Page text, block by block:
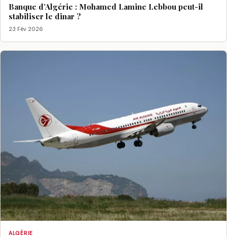
Banque d’Algérie : Mohamed Lamine Lebbou peut-il
stabiliser le dinar ?
23 Fév 2026
ALGÉRIE